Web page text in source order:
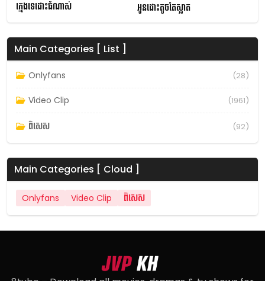
ក្មេងទេដោះធំណាស់ អូនដោះតូចតែស្អាត
Main Categories [ List ]
Onlyfans (28)
Video Clip (1961)
ពិសេស (92)
Main Categories [ Cloud ]
Onlyfans Video Clip ពិសេស